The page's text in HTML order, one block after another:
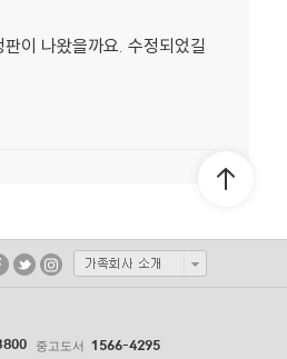
이 나왔을까요. 수정되었길
중고도서 1566-4295